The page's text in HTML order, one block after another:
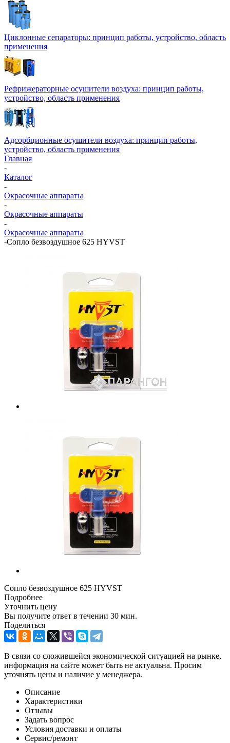
Циклонные сепараторы: принцип работы, устройство, область
применения
Рефрижераторные осушители воздуха: принцип работы,
устройство, область применения
Адсорбционные осушители воздуха: принцип работы,
устройство, область применения
Главная
-
Каталог
-
Окрасочные аппараты
-
Окрасочные аппараты
-
Окрасочные аппараты
-Сопло безвоздушное 625 HYVST
Сопло безвоздушное 625 HYVST
Подробнее
Уточнить цену
Вы получите ответ в течении 30­ мин.
Поделиться
В связи со сложившейся экономической ситуацией на рынке,
информация на сайте может быть не актуальна. Просим
уточнять цены и наличие у менеджера.
Описание
Характеристики
Отзывы
Задать вопрос
Условия доставки и оплаты
Сервис/ремонт